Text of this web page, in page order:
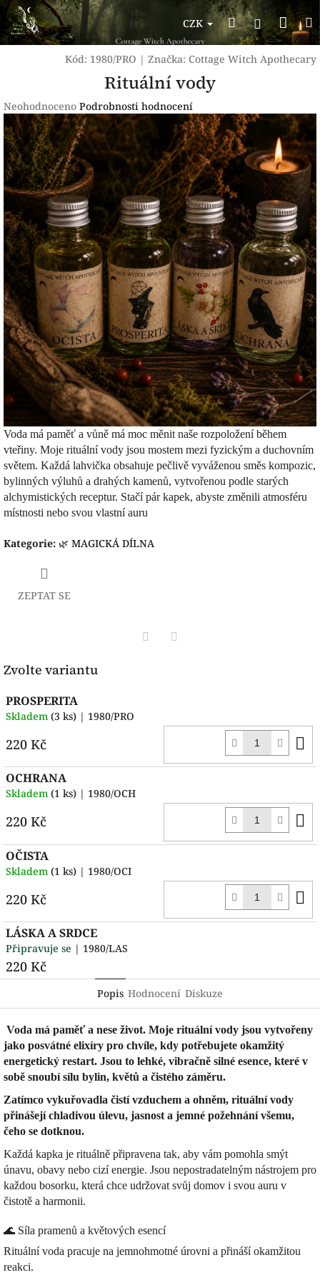
Přejít
na
obsah
CZK Hledat
Kód: 1980/PRO | Značka: Cottage Witch Apothecary
Rituální vody
Průměrné
hodnocení
produktu
je
0,0
z
5
hvězdiček.
Neohodnoceno Podrobnosti hodnocení
Voda má paměť a vůně má moc měnit naše rozpoložení během
vteřiny. Moje rituální vody jsou mostem mezi fyzickým a duchovním
světem. Každá lahvička obsahuje pečlivě vyváženou směs kompozic,
bylinných výluhů a drahých kamenů, vytvořenou podle starých
alchymistických receptur. Stačí pár kapek, abyste změnili atmosféru
místnosti nebo svou vlastní auru
Kategorie: 🌿 MAGICKÁ DÍLNA
ZEPTAT SE
Zvolte variantu
PROSPERITA
Skladem (3 ks) | 1980/PRO
220 Kč
OCHRANA
Skladem (1 ks) | 1980/OCH
220 Kč
OČISTA
Skladem (1 ks) | 1980/OCI
220 Kč
LÁSKA A SRDCE
Připravuje se | 1980/LAS
220 Kč
Popis Hodnocení Diskuze
Voda má paměť a nese život. Moje rituální vody jsou vytvořeny
jako posvátné elixíry pro chvíle, kdy potřebujete okamžitý
energetický restart. Jsou to lehké, vibračně silné esence, které v
sobě snoubí sílu bylin, květů a čistého záměru.
Zatímco vykuřovadla čistí vzduchem a ohněm, rituální vody
přinášejí chladivou úlevu, jasnost a jemné požehnání všemu,
čeho se dotknou.
Každá kapka je rituálně připravena tak, aby vám pomohla smýt
únavu, obavy nebo cizí energie. Jsou nepostradatelným nástrojem pro
každou bosorku, která chce udržovat svůj domov i svou auru v
čistotě a harmonii.
🌊 Síla pramenů a květových esencí
Rituální voda pracuje na jemnohmotné úrovni a přináší okamžitou
reakci.